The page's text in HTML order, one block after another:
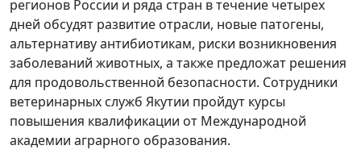
регионов России и ряда стран в течение четырех
дней обсудят развитие отрасли, новые патогены,
альтернативу антибиотикам, риски возникновения
заболеваний животных, а также предложат решения
для продовольственной безопасности. Сотрудники
ветеринарных служб Якутии пройдут курсы
повышения квалификации от Международной
академии аграрного образования.